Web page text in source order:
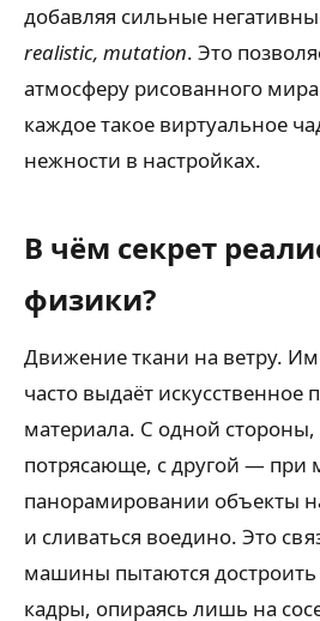
добавляя сильные
realistic, mutation. Это
атмосферу рисованного
каждое такое виртуальное
нежности в настройках.
В чём секрет
физики?
Движение ткани на ветру.
часто выдаёт искусственное
материала. С одной стороны,
потрясающе, с другой — при
панорамировании объекты
и сливаться воедино. Это
машины пытаются
кадры, опираясь лишь на